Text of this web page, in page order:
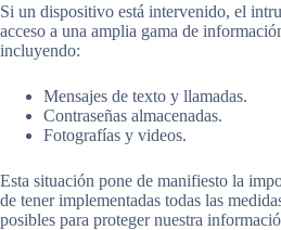
Si un dispositivo está intervenido, el
acceso a una amplia gama de
incluyendo:
Mensajes de texto y llamadas.
Contraseñas almacenadas.
Fotografías y videos.
Esta situación pone de manifiesto la
de tener implementadas todas las
posibles para proteger nuestra